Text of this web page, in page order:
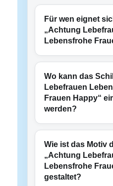
Für wen eignet
„Achtung
Lebensfrohe
Wo kann das
Lebefrauen
Frauen Happy“
werden?
Wie ist das Motiv
„Achtung
Lebensfrohe
gestaltet?